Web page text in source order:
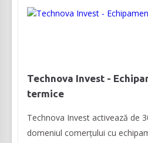
Technova Invest -
termice
Technova Invest activează de
domeniul comerțului cu